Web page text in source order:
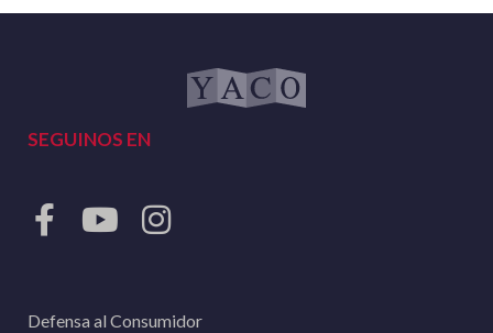
SEGUINOS EN
Defensa al Consumidor